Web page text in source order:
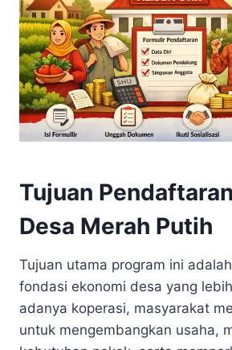
Tujuan
Desa Merah Putih
Tujuan utama program ini
fondasi ekonomi desa yang
adanya koperasi, masyarakat
untuk mengembangkan usaha,